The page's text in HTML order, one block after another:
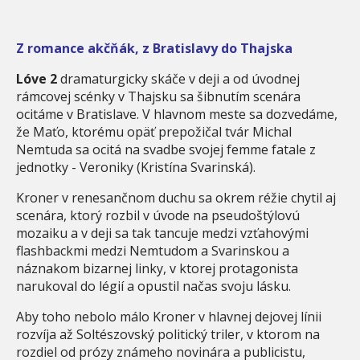
Z romance akčňák, z Bratislavy do Thajska
Lóve 2dramaturgicky skáče v deji a od úvodnej
rámcovej scénky v Thajsku sa šibnutím scenára
ocitáme v Bratislave. V hlavnom meste sa dozvedáme,
že Maťo, ktorému opäť prepožičal tvár Michal
Nemtuda sa ocitá na svadbe svojej femme fatale z
jednotky - Veroniky (Kristína Svarinská).
Kroner v renesančnom duchu sa okrem réžie chytil aj
scenára, ktorý rozbil v úvode na pseudoštýlovú
mozaiku a v deji sa tak tancuje medzi vzťahovými
flashbackmi medzi Nemtudom a Svarinskou a
náznakom bizarnej linky, v ktorej protagonista
narukoval do légií a opustil načas svoju lásku.
Aby toho nebolo málo Kroner v hlavnej dejovej línii
rozvíja až Soltészovský politický triler, v ktorom na
rozdiel od prózy známeho novinára a publicistu,